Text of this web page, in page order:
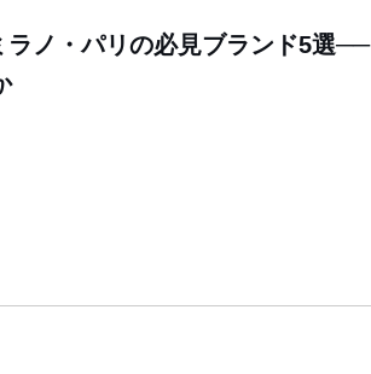
ノ・パリの必見ブランド5選──